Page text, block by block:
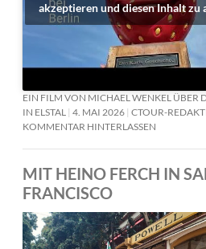
akzeptieren und diesen Inhalt zu
EIN FILM VON MICHAEL WENKEL ÜBER
IN ELSTAL 4. MAI 2026 CTOUR-
KOMMENTAR HINTERLASSEN
MIT HEINO FERCH IN
FRANCISCO